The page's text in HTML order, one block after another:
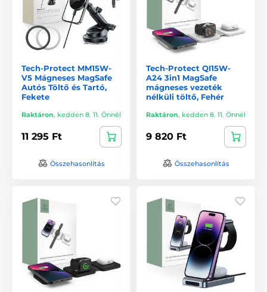
Tech-Protect MM15W-
V5 Mágneses MagSafe
Autós Töltő és Tartó,
Fekete
Raktáron, kedden 8. 11. Önnél
11 295 Ft
Összehasonlítás
Tech-Protect QI15W-
A24 3in1 MagSafe
mágneses vezeték
nélküli töltő, Fehér
Raktáron, kedden 8. 11. Önnél
9 820 Ft
Összehasonlítás